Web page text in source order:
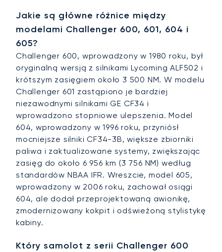
Jakie są główne różnice między
modelami Challenger 600, 601, 604 i
605?
Challenger 600, wprowadzony w 1980 roku, był
oryginalną wersją z silnikami Lycoming ALF502 i
krótszym zasięgiem około 3 500 NM. W modelu
Challenger 601 zastąpiono je bardziej
niezawodnymi silnikami GE CF34 i
wprowadzono stopniowe ulepszenia. Model
604, wprowadzony w 1996 roku, przyniósł
mocniejsze silniki CF34-3B, większe zbiorniki
paliwa i zaktualizowane systemy, zwiększając
zasięg do około 6 956 km (3 756 NM) według
standardów NBAA IFR. Wreszcie, model 605,
wprowadzony w 2006 roku, zachował osiągi
604, ale dodał przeprojektowaną awionikę,
zmodernizowany kokpit i odświeżoną stylistykę
kabiny.
Który samolot z serii Challenger 600